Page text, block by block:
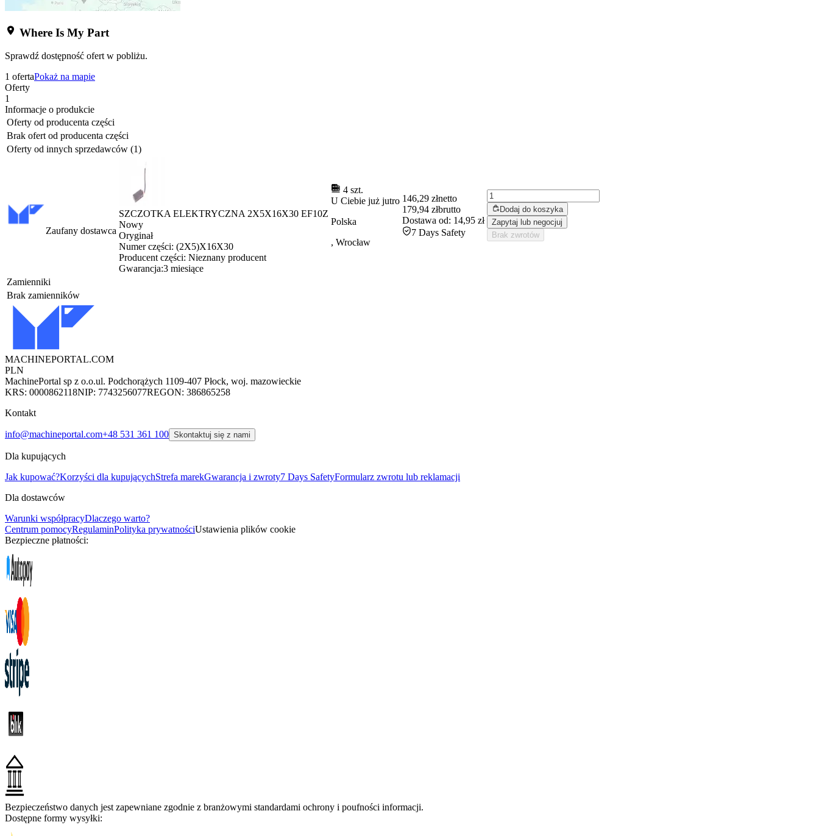
Where Is My Part
Sprawdź dostępność ofert w pobliżu.
1 ofertaPokaż na mapie
Oferty
1
Informacje o produkcie
Oferty od producenta części
Brak ofert od producenta części
Oferty od innych sprzedawców (1)
Zaufany dostawca
SZCZOTKA ELEKTRYCZNA 2X5X16X30 EF10Z
Nowy
Oryginał
Numer części: (2X5)X16X30
Producent części: Nieznany producent
Gwarancja:3 miesiące
4 szt.
U Ciebie już jutro
Polska
, Wrocław
146,29 złnetto
179,94 złbrutto
Dostawa od: 14,95 zł
7 Days Safety
Dodaj do koszyka
Zapytaj lub negocjuj
Brak zwrotów
Zamienniki
Brak zamienników
MACHINEPORTAL.COM
PLN
MachinePortal sp z o.o.ul. Podchorążych 1109-407 Płock, woj. mazowieckie
KRS: 0000862118NIP: 7743256077REGON: 386865258
Kontakt
info@machineportal.com+48 531 361 100 Skontaktuj się z nami
Dla kupujących
Jak kupować?Korzyści dla kupującychStrefa marekGwarancja i zwroty7 Days SafetyFormularz zwrotu lub reklamacji
Dla dostawców
Warunki współpracyDlaczego warto?
Centrum pomocyRegulaminPolityka prywatnościUstawienia plików cookie
Bezpieczne płatności:
Bezpieczeństwo danych jest zapewniane zgodnie z branżowymi standardami ochrony i poufności informacji.
Dostępne formy wysyłki: